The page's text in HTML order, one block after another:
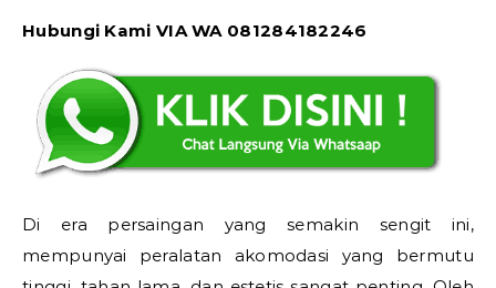
Hubungi Kami VIA WA 081284182246
Di era persaingan yang semakin sengit ini,
mempunyai peralatan akomodasi yang bermutu